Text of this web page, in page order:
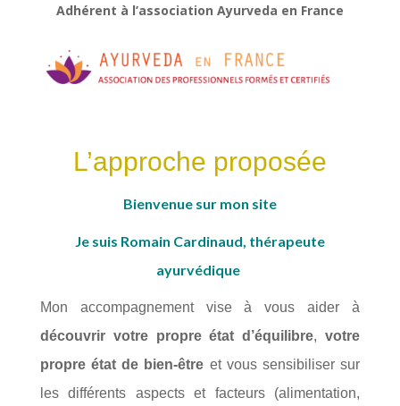
Adhérent à l’association Ayurveda en France
L’approche proposée
Bienvenue sur mon site
Je suis Romain Cardinaud, thérapeute
ayurvédique
Mon accompagnement vise à vous aider à
découvrir votre propre état d’équilibre,votre
propre état de bien-être et vous sensibiliser sur
les différents aspects et facteurs (alimentation,